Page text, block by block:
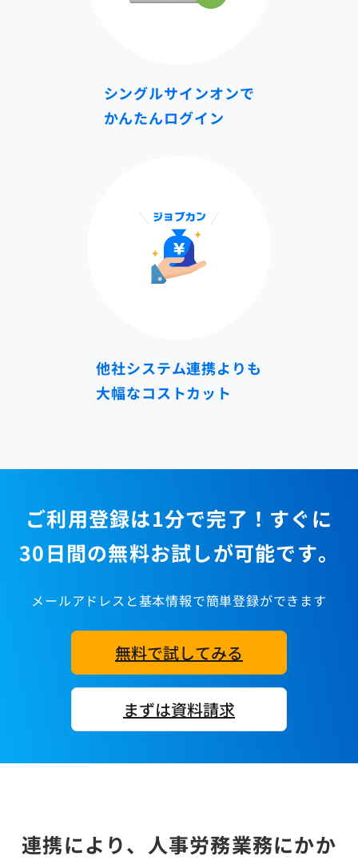
シングルサインオンで
かんたんログイン
他社システム連携よりも
大幅なコストカット
ご利用登録は1分で完了！すぐに
30日間の無料お試しが可能です。
メールアドレスと基本情報で簡単登録ができます
無料で試してみる
まずは資料請求
連携により、人事労務業務にかか